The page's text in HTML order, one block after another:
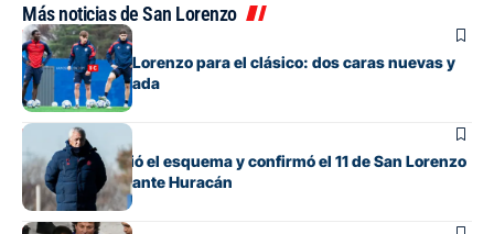
Más noticias de San Lorenzo
Fútbol
La lista de San Lorenzo para el clásico: dos caras nuevas y
una baja esperada
Fútbol
Gorosito cambió el esquema y confirmó el 11 de San Lorenzo
para el clásico ante Huracán